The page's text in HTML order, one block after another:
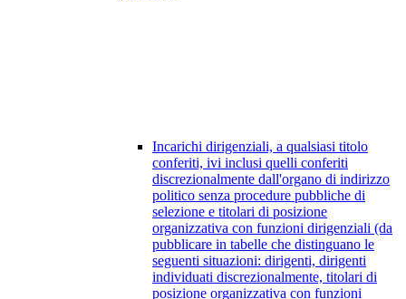
Incarichi dirigenziali, a qualsiasi titolo
conferiti, ivi inclusi quelli conferiti
discrezionalmente dall'organo di indirizzo
politico senza procedure pubbliche di
selezione e titolari di posizione
organizzativa con funzioni dirigenziali (da
pubblicare in tabelle che distinguano le
seguenti situazioni: dirigenti, dirigenti
individuati discrezionalmente, titolari di
posizione organizzativa con funzioni